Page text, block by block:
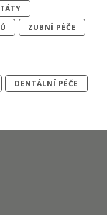
ZUBNÍ PÉČE
DENTÁLNÍ PÉČE